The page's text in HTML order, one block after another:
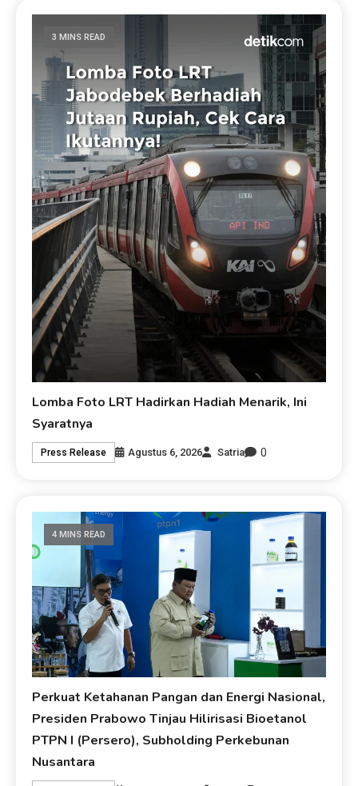
3 MINS READ
Lomba Foto LRT Hadirkan Hadiah Menarik, Ini
Syaratnya
Press Release Agustus 6, 2026 Satria 0
4 MINS READ
Perkuat Ketahanan Pangan dan Energi Nasional,
Presiden Prabowo Tinjau Hilirisasi Bioetanol
PTPN I (Persero), Subholding Perkebunan
Nusantara